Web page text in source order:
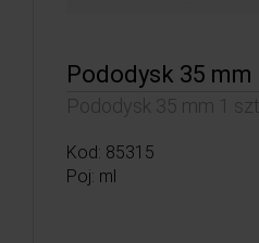
Pododysk 35 mm
Pododysk 35 mm 1 szt.
Kod: 85315
Poj: ml